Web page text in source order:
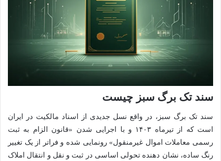
سند تک برگ سبز چیست
سند تک برگ سبز، در واقع نسل جدیدی از اسناد مالکیت در ایران
است که از تیرماه ۱۴۰۳ و با اجرایی شدن «قانون الزام به ثبت
رسمی معاملات اموال غیرمنقول» رونمایی شده و فراتر از یک تغییر
رنگ ساده، نشان دهنده تحولی اساسی در ثبت و نقل و انتقال املاک